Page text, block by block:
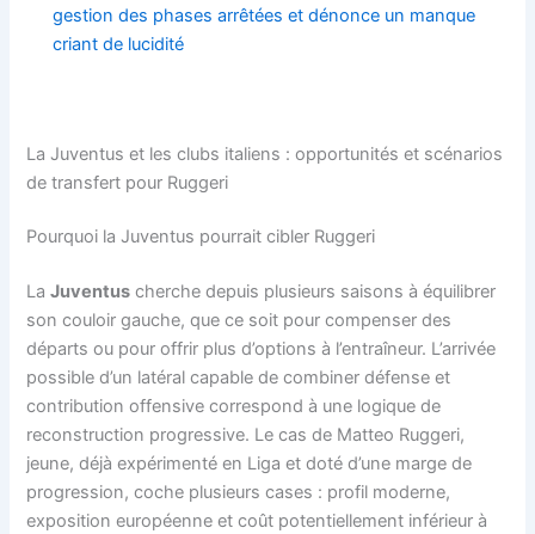
gestion des phases arrêtées et dénonce un manque
criant de lucidité
La Juventus et les clubs italiens : opportunités et scénarios
de transfert pour Ruggeri
Pourquoi la Juventus pourrait cibler Ruggeri
LaJuventus cherche depuis plusieurs saisons à équilibrer
son couloir gauche, que ce soit pour compenser des
départs ou pour offrir plus d’options à l’entraîneur. L’arrivée
possible d’un latéral capable de combiner défense et
contribution offensive correspond à une logique de
reconstruction progressive. Le cas de Matteo Ruggeri,
jeune, déjà expérimenté en Liga et doté d’une marge de
progression, coche plusieurs cases : profil moderne,
exposition européenne et coût potentiellement inférieur à